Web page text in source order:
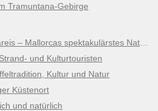
Tramuntana-Gebirge
und Kulturtouristen
Kultur und Natur
Küstenort
und natürlich